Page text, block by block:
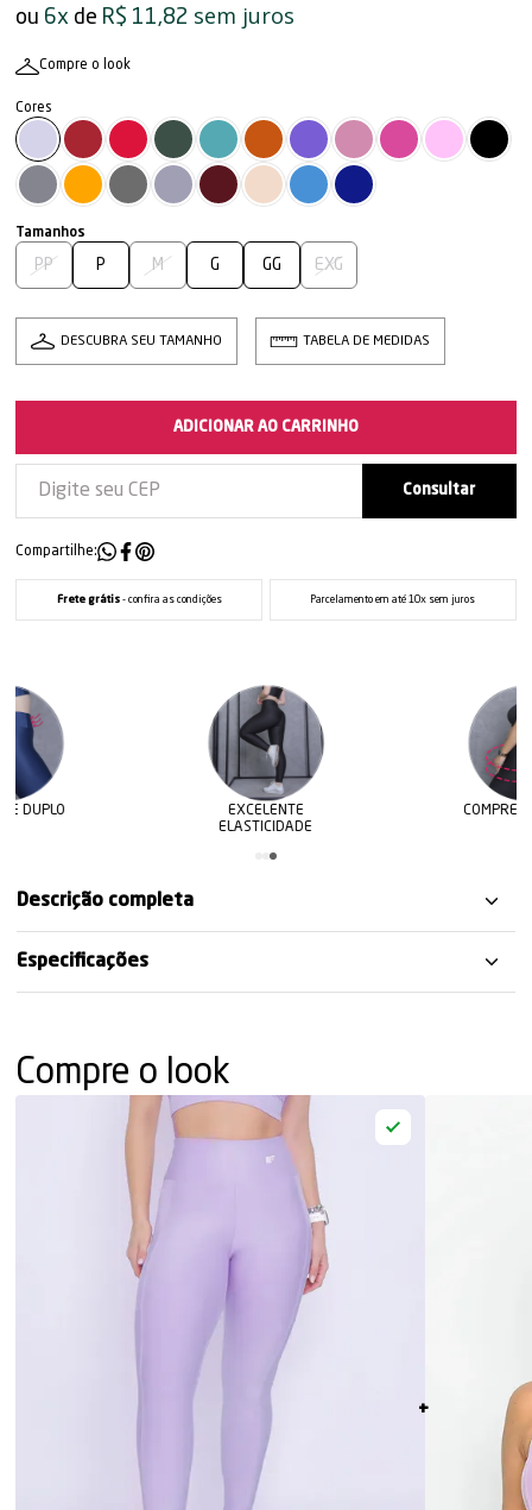
6x R$ 11,82 sem juros
Compre o look
PP P M G GG EXG
DESCUBRA SEU TAMANHO TABELA DE MEDIDAS
ADICIONAR AO CARRINHO
Compartilhe:
Frete grátis- confira as condições Parcelamento em até 10x sem juros
Descrição completa
Especificações
Compre o look